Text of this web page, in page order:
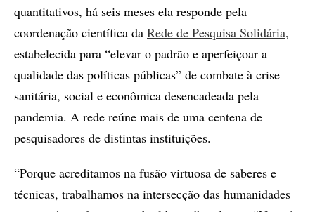
quantitativos, há seis meses ela responde pela
coordenação científica da Rede de Pesquisa Solidária,
estabelecida para “elevar o padrão e aperfeiçoar a
qualidade das políticas públicas” de combate à crise
sanitária, social e econômica desencadeada pela
pandemia. A rede reúne mais de uma centena de
pesquisadores de distintas instituições.
“Porque acreditamos na fusão virtuosa de saberes e
técnicas, trabalhamos na intersecção das humanidades